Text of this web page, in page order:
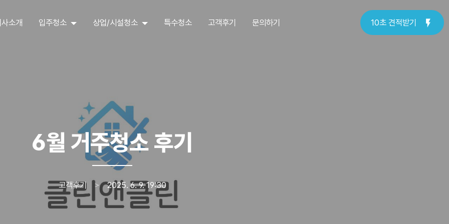
소개 입주청소 상업/시설청소 특수청소 고객후기 문의하기 10초 견적받기
6월 거주청소 후기
고객후기 > 2025. 6. 9. 19:30